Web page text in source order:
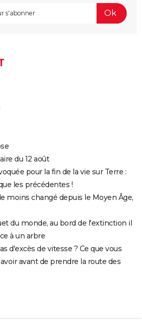
du 12 août
pour la fin de la vie sur Terre :
les précédentes !
moins changé depuis le Moyen Âge,
du monde, au bord de l'extinction il
à un arbre
d'excès de vitesse ? Ce que vous
avant de prendre la route des